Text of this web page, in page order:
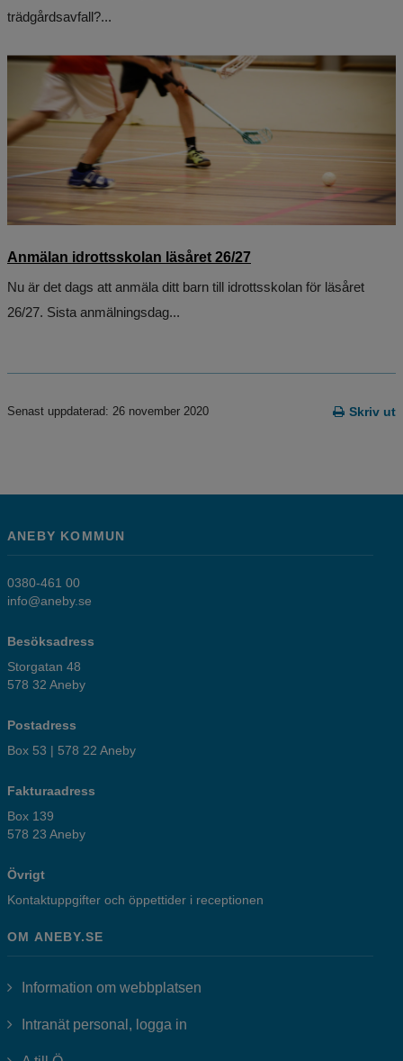
trädgårdsavfall?...
Anmälan idrottsskolan läsåret 26/27
Nu är det dags att anmäla ditt barn till idrottsskolan för läsåret
26/27. Sista anmälningsdag...
Skriv ut
Senast uppdaterad: 26 november 2020
ANEBY KOMMUN
0380-461 00
info@aneby.se
Besöksadress
Storgatan 48
578 32 Aneby
Postadress
Box 53 | 578 22 Aneby
Fakturaadress
Box 139
578 23 Aneby
Övrigt
Kontaktuppgifter och öppettider i receptionen
OM ANEBY.SE
Information om webbplatsen
Intranät personal, logga in